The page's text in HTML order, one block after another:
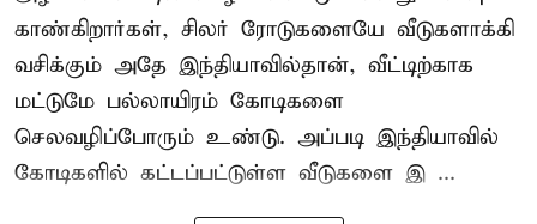
காண்கிறார்கள், சிலர் ரோடுகளையே வீடுகளாக்கி
வசிக்கும் அதே இந்தியாவில்தான், வீட்டிற்காக
மட்டுமே பல்லாயிரம் கோடிகளை
செலவழிப்போரும் உண்டு. அப்படி இந்தியாவில்
கோடிகளில் கட்டப்பட்டுள்ள வீடுகளை இ ...